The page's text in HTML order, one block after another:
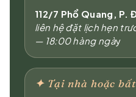
112/7 Phổ Quang, P.
liên hệ đặt lịch hẹn
— 18:00 hàng ngày
✦Tại nhà hoặc